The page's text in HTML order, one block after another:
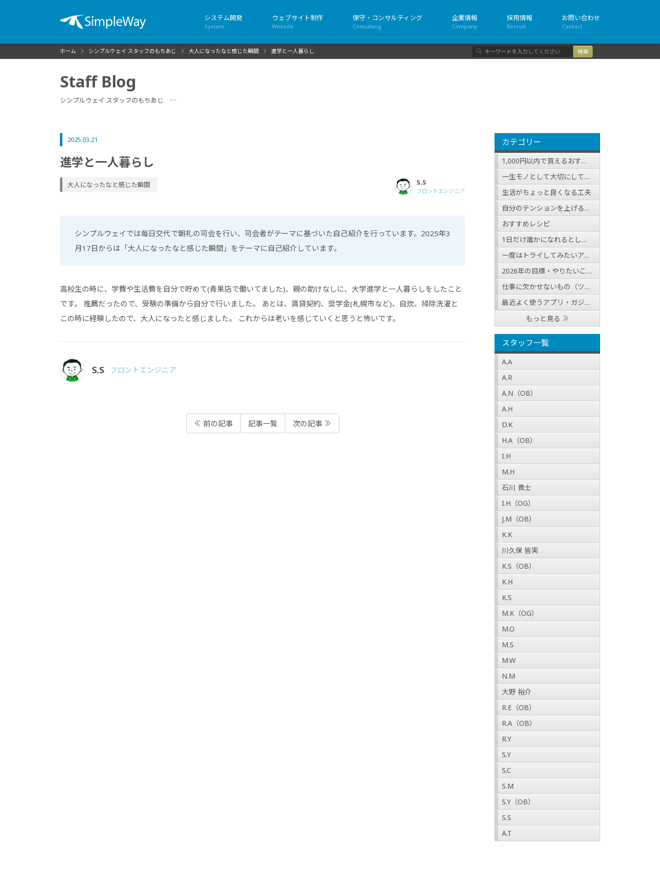
システム開発
System
ウェブサイト制作
Website
保守・コンサルティング
Consulting
企業情報
Company
採用情報
Recruit
お問い合わせ
Contact
ホーム シンプルウェイ スタッフのもちあじ 大人になったなと感じた瞬間 進学と一人暮らし
検
索
Staff Blog
シンプルウェイ スタッフのもちあじ
2025.03.21
進学と一人暮らし
大人になったなと感じた瞬間 S.S
フロントエンジニア
シンプルウェイでは毎日交代で朝礼の司会を行い、司会者がテーマに基づいた自己紹介を行っています。2025年3
月17日からは「大人になったなと感じた瞬間」をテーマに自己紹介しています。
高校生の時に、学費や生活費を自分で貯めて(青果店で働いてました)、親の助けなしに、大学進学と一人暮らしをしたこと
です。 推薦だったので、受験の準備から自分で行いました。 あとは、賃貸契約、奨学金(札幌市など)、自炊、掃除洗濯と
この時に経験したので、大人になったと感じました。 これからは老いを感じていくと思うと怖いです。
S.S フロントエンジニア
前の記事 記事一覧 次の記事
カテゴリー
1,000円以内で買えるおすすめ品
一生モノとして大切にしている（したい）アイテム
生活がちょっと良くなる工夫
自分のテンションを上げる方法
おすすめレシピ
1日だけ誰かになれるとしたら？（人物・職業どちらでも可）
一度はトライしてみたいアクティビティ
2026年の目標・やりたいこと
仕事に欠かせないもの（ツール・アイテム等）
最近よく使うアプリ・ガジェットの紹介
もっと見る
スタッフ一覧
A.A
A.R
A.N（OB）
A.H
D.K
H.A（OB）
I.H
M.H
石川 貴士
I.H（OG）
J.M（OB）
K.K
川久保 皆実
K.S（OB）
K.H
K.S
M.K（OG）
M.O
M.S
M.W
N.M
大野 裕介
R.E（OB）
R.A（OB）
R.Y
S.Y
S.C
S.M
S.Y（OB）
S.S
A.T